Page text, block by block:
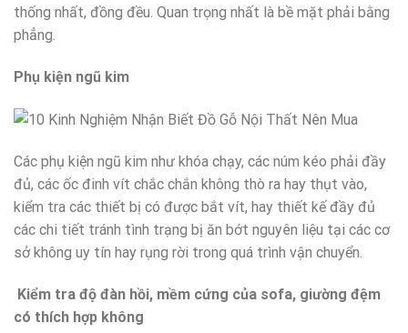
thống nhất, đồng đều. Quan trọng nhất là bề mặt phải bằng
phẳng.
Phụ kiện ngũ kim
Các phụ kiện ngũ kim như khóa chạy, các núm kéo phải đầy
đủ, các ốc đinh vít chắc chắn không thò ra hay thụt vào,
kiểm tra các thiết bị có được bắt vít, hay thiết kế đầy đủ
các chi tiết tránh tình trạng bị ăn bớt nguyên liệu tại các cơ
sở không uy tín hay rụng rời trong quá trình vận chuyển.
Kiểm tra độ đàn hồi, mềm cứng của sofa, giường đệm
có thích hợp không